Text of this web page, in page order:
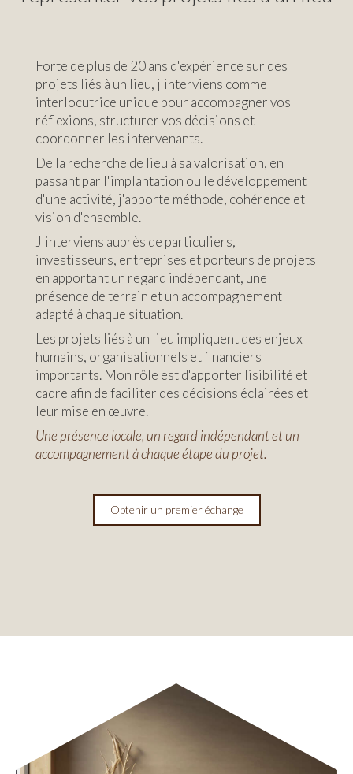
Forte de plus de 20 ans d'expérience sur des
projets liés à un lieu, j'interviens comme
interlocutrice unique pour accompagner vos
réflexions, structurer vos décisions et
coordonner les intervenants.
De la recherche de lieu à sa valorisation, en
passant par l'implantation ou le développement
d'une activité, j'apporte méthode, cohérence et
vision d'ensemble.
J'interviens auprès de particuliers,
investisseurs, entreprises et porteurs de projets
en apportant un regard indépendant, une
présence de terrain et un accompagnement
adapté à chaque situation.
Les projets liés à un lieu impliquent des enjeux
humains, organisationnels et financiers
importants. Mon rôle est d'apporter lisibilité et
cadre afin de faciliter des décisions éclairées et
leur mise en œuvre.
Une présence locale, un regard indépendant et un
accompagnement à chaque étape du projet.
Obtenir un premier échange